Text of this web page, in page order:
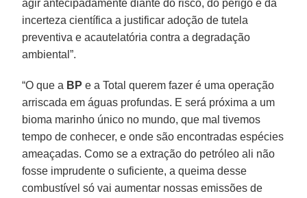
agir antecipadamente diante do risco, do perigo e da
incerteza científica a justificar adoção de tutela
preventiva e acautelatória contra a degradação
ambiental”.
“O que a BP e a Total querem fazer é uma operação
arriscada em águas profundas. E será próxima a um
bioma marinho único no mundo, que mal tivemos
tempo de conhecer, e onde são encontradas espécies
ameaçadas. Como se a extração do petróleo ali não
fosse imprudente o suficiente, a queima desse
combustível só vai aumentar nossas emissões de